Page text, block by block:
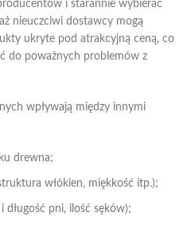
i starannie wybierać
nieuczciwi dostawcy mogą
ukryte pod atrakcyjną ceną, co
do poważnych problemów z
wpływają między innymi
drewna;
włókien, miękkość itp.);
długość pni, ilość sęków);